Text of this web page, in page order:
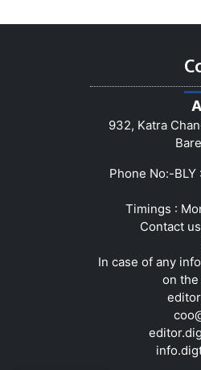
932, Katra
Phone No:-
Timings :
Contact
In case of any
on